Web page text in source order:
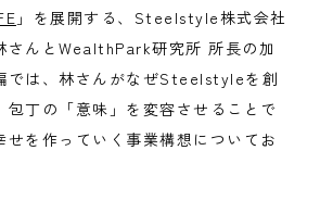
」を展開する、Steelstyle株式会社
さんとWealthPark研究所 所長の加
では、林さんがなぜSteelstyleを創
包丁の「意味」を変容させることで
せを作っていく事業構想についてお